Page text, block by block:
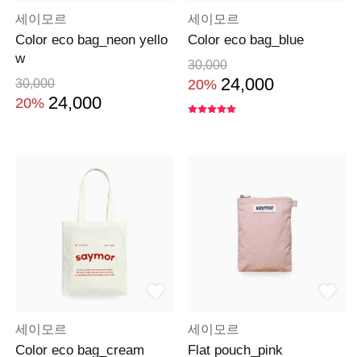
세이모르
Color eco bag_neon yello
w
30,000
20% 24,000
세이모르
Color eco bag_blue
30,000
20% 24,000
세이모르
Color eco bag_cream
세이모르
Flat pouch_pink